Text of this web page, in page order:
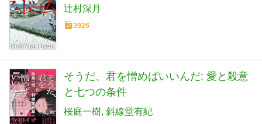
辻村深月
3926
そうだ、君を憎めばいいんだ: 愛と殺意
と七つの条件
桜庭一樹 斜線堂有紀